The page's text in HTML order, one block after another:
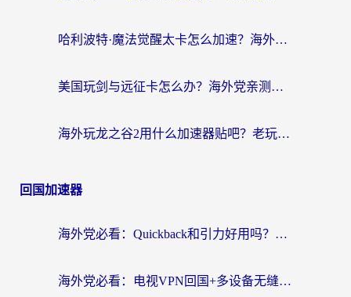
哈利波特·魔法觉醒太卡怎么加速？海外党亲测有效的国服游戏加速指南
美国玩剑与远征卡怎么办？海外党亲测有效的国服游戏加速指南
海外玩龙之谷2用什么加速器贴吧？老玩家实测推荐，附新加坡猎魂觉醒国外剑与远征加速攻略
回国加速器
海外党必看：Quickback和引力好用吗？3分钟搞懂回国加速器怎么选
海外党必看：电视VPN回国+多设备无缝访问国内资源的实用指南